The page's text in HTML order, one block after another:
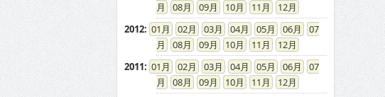
08
09 10 11
12
2012: 01 02 03 04 05 06
07
08
09 10 11
12
2011: 01 02 03 04 05 06
07
08
09 10 11
12